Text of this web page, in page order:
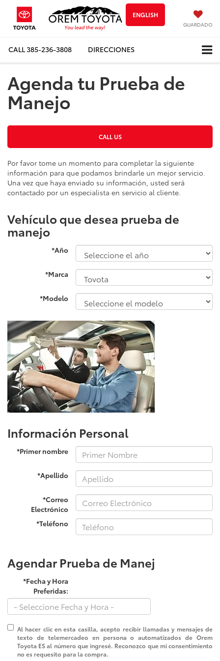
ENGLISH
GUARDADO
CALL385-236-3808 DIRECCIONES
Agenda tu Prueba de
Manejo
CALL US
Por favor tome un momento para completar la siguiente
información para que podamos brindarle un mejor servicio.
Una vez que haya enviado su información, usted será
contactado por un especialista en servicio al cliente.
Vehículo que desea prueba de
manejo
*Año
*Marca
*Modelo
Información Personal
*Primer nombre
*Apellido
*Correo
Electrónico
*Teléfono
Agendar Prueba de Manej
*Fecha y Hora
Preferidas:
Al hacer clic en esta casilla, acepto recibir llamadas y mensajes de
texto de telemercadeo en persona o automatizados de Orem
Toyota ES al número que ingresé. Reconozco que mi consentimiento
no es requesito para la compra.